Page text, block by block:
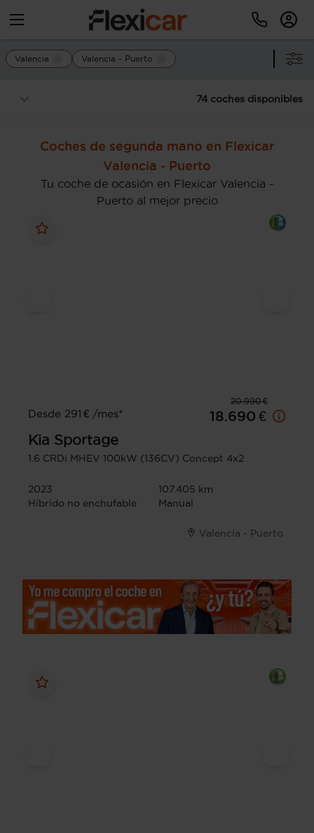
Valencia Valencia - Puerto
74 coches disponibles
Coches de segunda mano en Flexicar
Valencia - Puerto
Tu coche de ocasión en Flexicar Valencia -
Puerto al mejor precio
20.990 €
Desde 291 € /mes*
18.690 €
Kia Sportage
1.6 CRDi MHEV 100kW (136CV) Concept 4x2
2023
107.405 km
Híbrido no enchufable
Manual
Valencia - Puerto